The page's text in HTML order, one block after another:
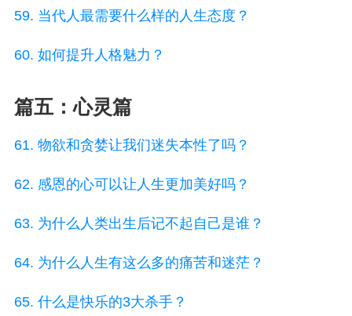
59. 当代人最需要什么样的人生态度？
60. 如何提升人格魅力？
篇五：心灵篇
61. 物欲和贪婪让我们迷失本性了吗？
62. 感恩的心可以让人生更加美好吗？
63. 为什么人类出生后记不起自己是谁？
64. 为什么人生有这么多的痛苦和迷茫？
65. 什么是快乐的3大杀手？